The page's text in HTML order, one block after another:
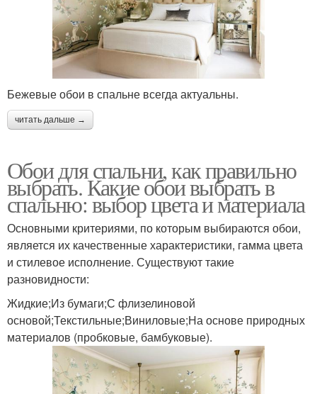
Бежевые обои в спальне всегда актуальны.
читать дальше →
Обои для спальни, как правильно
выбрать. Какие обои выбрать в
спальню: выбор цвета и материала
Основными критериями, по которым выбираются обои,
является их качественные характеристики, гамма цвета
и стилевое исполнение. Существуют такие
разновидности:
Жидкие;Из бумаги;С флизелиновой
основой;Текстильные;Виниловые;На основе природных
материалов (пробковые, бамбуковые).